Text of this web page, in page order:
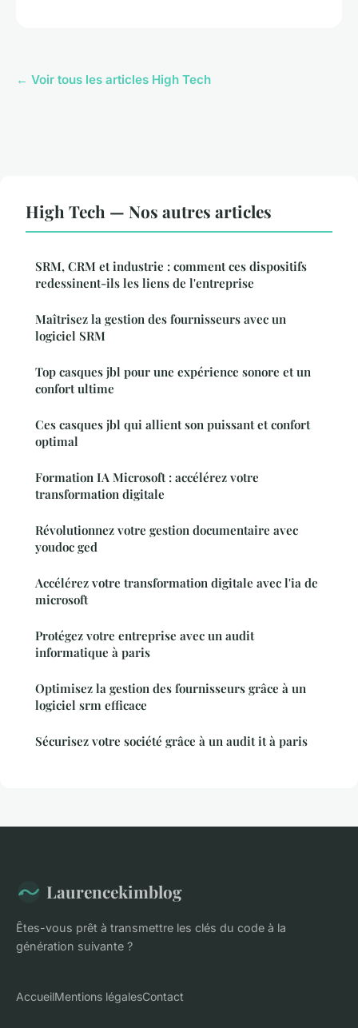
← Voir tous les articles High Tech
High Tech — Nos autres articles
SRM, CRM et industrie : comment ces dispositifs
redessinent-ils les liens de l'entreprise
Maîtrisez la gestion des fournisseurs avec un
logiciel SRM
Top casques jbl pour une expérience sonore et un
confort ultime
Ces casques jbl qui allient son puissant et confort
optimal
Formation IA Microsoft : accélérez votre
transformation digitale
Révolutionnez votre gestion documentaire avec
youdoc ged
Accélérez votre transformation digitale avec l'ia de
microsoft
Protégez votre entreprise avec un audit
informatique à paris
Optimisez la gestion des fournisseurs grâce à un
logiciel srm efficace
Sécurisez votre société grâce à un audit it à paris
Laurencekimblog
Êtes-vous prêt à transmettre les clés du code à la
génération suivante ?
AccueilMentions légalesContact